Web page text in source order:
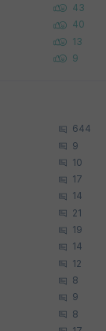
43
40
13
9
644
9
10
17
14
21
19
14
12
8
9
8